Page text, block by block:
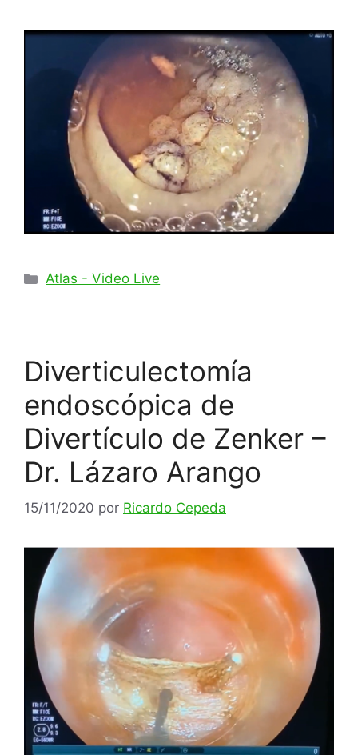
Categorías
Atlas - Video Live
Diverticulectomía
endoscópica de
Divertículo de Zenker –
Dr. Lázaro Arango
15/11/2020 por Ricardo Cepeda